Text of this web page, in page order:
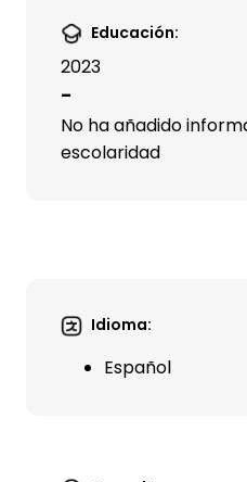
Educación:
2023
-
No ha añadido
escolaridad
Idioma:
Español